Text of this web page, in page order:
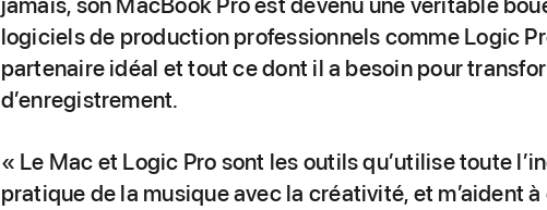
logiciels de production professionnels comme Logic
partenaire idéal et tout ce dont il a besoin pour
d’enregistrement.
« Le Mac et Logic Pro sont les outils qu’utilise toute
pratique de la musique avec la créativité, et m’aident